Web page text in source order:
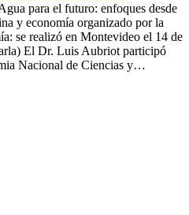
para el futuro: enfoques desde
y economía organizado por la
se realizó en Montevideo el 14 de
El Dr. Luis Aubriot participó
Nacional de Ciencias y…